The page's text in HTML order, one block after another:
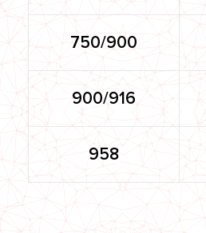
750/900
900/916
958